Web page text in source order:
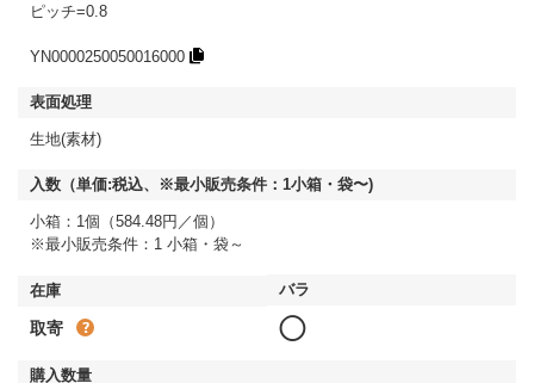
ピッチ=0.8
YN0000250050016000
生地(素材)
小箱：1個（584.48円／個）
※最小販売条件：1 小箱・袋～
取寄 ◯